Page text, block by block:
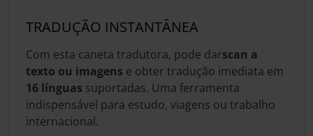
TRADUÇÃO INSTANTÂNEA
Com esta caneta tradutora, pode darscan a
texto ou imagens e obter tradução imediata em
16 línguas suportadas. Uma ferramenta
indispensável para estudo, viagens ou trabalho
internacional.